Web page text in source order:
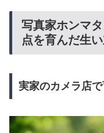
写真家ホンマ
点を育んだ生
実家のカメラ店